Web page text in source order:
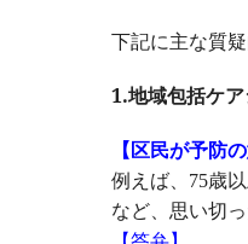
下記に主な質
1.地域包括ケ
【区民が予防
例えば、
75歳
など、思い切